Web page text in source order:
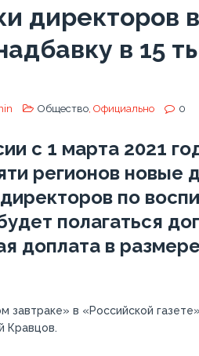
директоров
в 15
Общество, Официально 0
с 1 марта 2021
регионов новые
по
полагаться
доплата в
завтраке» в «Российской
Кравцов.